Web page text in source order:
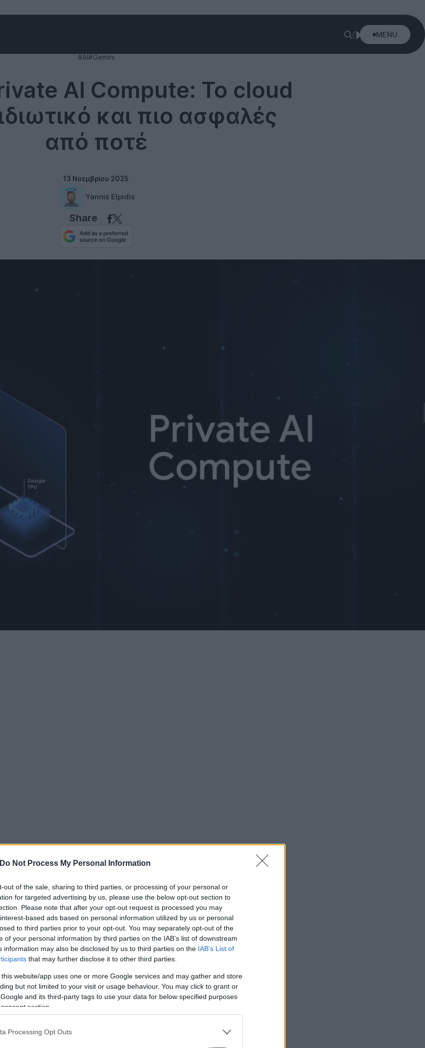
Do Not Process My Personal Information
out of the sale, sharing to third parties, or processing of your personal or
for targeted advertising by us, please use the below opt-out section to
Please note that after your opt-out request is processed you may
based ads based on personal information utilized by us or personal
to third parties prior to your opt-out. You may separately opt-out of the
of your personal information by third parties on the IAB’s list of downstream
information may also be disclosed by us to third parties on the IAB’s List of
that may further disclose it to other third parties.
website/app uses one or more Google services and may gather and store
but not limited to your visit or usage behaviour. You may click to grant or
and its third-party tags to use your data for below specified purposes
section.
Processing Opt Outs
MENU
#AI#Gemini
AI Compute: Το cloud
και πιο ασφαλές
από ποτέ
13 Νοεμβρίου 2025
Yannis Elpidis
Share